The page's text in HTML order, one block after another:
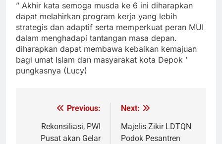
” Akhir kata semoga musda ke 6 ini diharapkan
dapat melahirkan program kerja yang lebih
strategis dan adaptif serta memperkuat peran MUI
dalam menghadapi tantangan masa depan.
diharapkan dapat membawa kebaikan kemajuan
bagi umat Islam dan masyarakat kota Depok ’
pungkasnya (Lucy)
Navigasi
pos
Previous:
Rekonsiliasi, PWI
Pusat akan Gelar
Next:
Majelis Zikir LDTQN
Podok Pesantren